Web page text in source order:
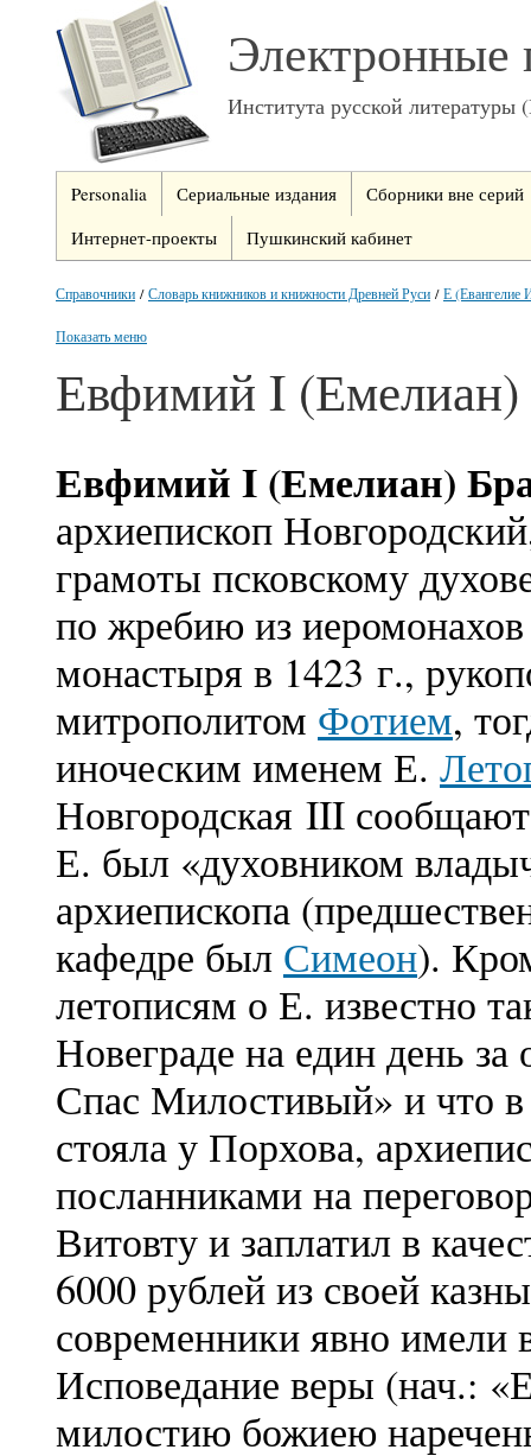
Электронные
Института русской
Personalia Сериальные издания
Сборники вне серий
Интернет-проекты
Пушкинский кабинет
Справочники /Словарь книжников и книжности Древней Руси /Е (Евангелие
Показать меню
Евфимий I (Емелиан)
Евфимий I (Емелиан)
архиепископ
грамоты псковскому
по жребию из иеромонахов
монастыря в 1423 г.,
митрополитом Фотием,
иноческим именем Е.
Новгородская III
Е. был «духовником
архиепископа
кафедре был Симеон).
летописям о Е. известно
Новеграде на един день
Спас Милостивый» и что в
стояла у Порхова,
посланниками на
Витовту и заплатил в
6000 рублей из своей
современники явно
Исповедание веры (нач.:
милостию божиею